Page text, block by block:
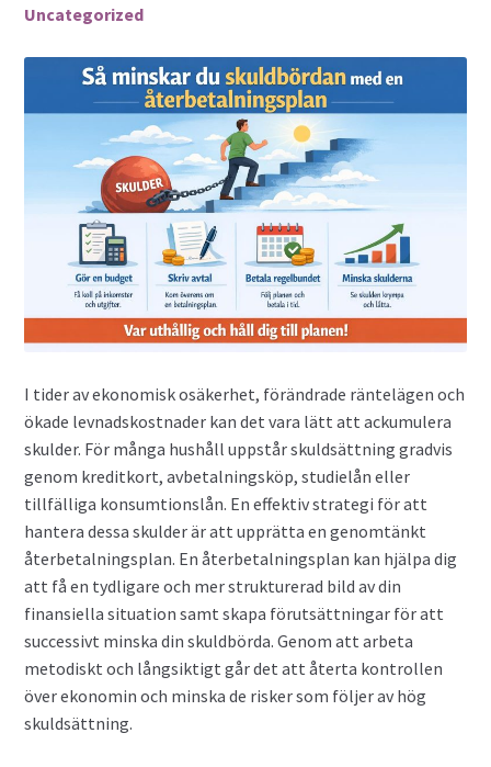
Uncategorized
I tider av ekonomisk osäkerhet, förändrade räntelägen och
ökade levnadskostnader kan det vara lätt att ackumulera
skulder. För många hushåll uppstår skuldsättning gradvis
genom kreditkort, avbetalningsköp, studielån eller
tillfälliga konsumtionslån. En effektiv strategi för att
hantera dessa skulder är att upprätta en genomtänkt
återbetalningsplan. En återbetalningsplan kan hjälpa dig
att få en tydligare och mer strukturerad bild av din
finansiella situation samt skapa förutsättningar för att
successivt minska din skuldbörda. Genom att arbeta
metodiskt och långsiktigt går det att återta kontrollen
över ekonomin och minska de risker som följer av hög
skuldsättning.